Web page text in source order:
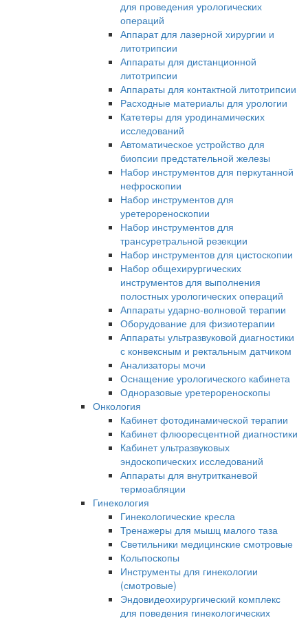
для проведения урологических
операций
Аппарат для лазерной хирургии и
литотрипсии
Аппараты для дистанционной
литотрипсии
Аппараты для контактной литотрипсии
Расходные материалы для урологии
Катетеры для уродинамических
исследований
Автоматическое устройство для
биопсии предстательной железы
Набор инструментов для перкутанной
нефроскопии
Набор инструментов для
уретерореноскопии
Набор инструментов для
трансуретральной резекции
Набор инструментов для цистоскопии
Набор общехирургических
инструментов для выполнения
полостных урологических операций
Аппараты ударно-волновой терапии
Оборудование для физиотерапии
Аппараты ультразвуковой диагностики
с конвексным и ректальным датчиком
Анализаторы мочи
Оснащение урологического кабинета
Одноразовые уретерореноскопы
Онкология
Кабинет фотодинамической терапии
Кабинет флюоресцентной диагностики
Кабинет ультразвуковых
эндоскопических исследований
Аппараты для внутритканевой
термоабляции
Гинекология
Гинекологические кресла
Тренажеры для мышц малого таза
Светильники медицинские смотровые
Кольпоскопы
Инструменты для гинекологии
(смотровые)
Эндовидеохирургический комплекс
для поведения гинекологических